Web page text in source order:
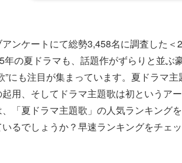
ンケートにて総勢3,458名に調査した
年の夏ドラマも、話題作がずらりと並
”にも注目が集まっています。夏ドラマ
用、そしてドラマ主題歌は初というア
「夏ドラマ主題歌」の人気ランキング
るでしょうか？早速ランキングをチェッ